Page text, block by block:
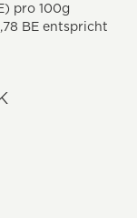
pro 100g
BE entspricht